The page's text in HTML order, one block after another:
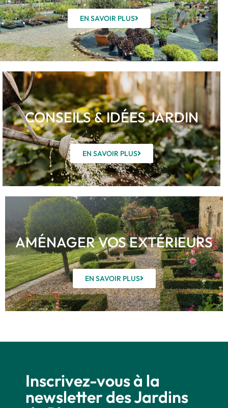
EN SAVOIR PLUS
CONSEILS & IDÉES JARDIN
EN SAVOIR PLUS
AMÉNAGER VOS EXTÉRIEURS
EN SAVOIR PLUS
Inscrivez-vous à la
newsletter des Jardins